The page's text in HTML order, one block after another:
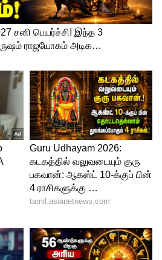
வருகின்றன. 2026-
மொத்தம் 20 நாட்கள்
ஜனவரி
வருகிறது. இதில், மூன்று
வருவது